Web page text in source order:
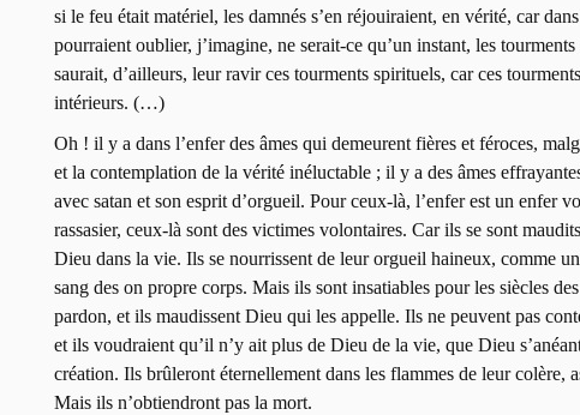
si le feu était matériel, les damnés s’en réjouiraient, en vérité, car
pourraient oublier, j’imagine, ne serait-ce qu’un instant, les
saurait, d’ailleurs, leur ravir ces tourments spirituels, car ces
intérieurs. (…)
Oh ! il y a dans l’enfer des âmes qui demeurent fières et féroces,
et la contemplation de la vérité inéluctable ; il y a des âmes
avec satan et son esprit d’orgueil. Pour ceux-là, l’enfer est un enfer
rassasier, ceux-là sont des victimes volontaires. Car ils se sont
Dieu dans la vie. Ils se nourrissent de leur orgueil haineux, comme
sang des on propre corps. Mais ils sont insatiables pour les siècles
pardon, et ils maudissent Dieu qui les appelle. Ils ne peuvent pas
et ils voudraient qu’il n’y ait plus de Dieu de la vie, que Dieu
création. Ils brûleront éternellement dans les flammes de leur colère,
Mais ils n’obtiendront pas la mort.